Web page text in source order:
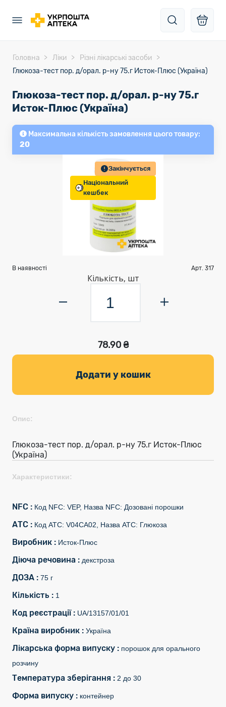
Головна Ліки
Різні лікарські засоби
Глюкоза-тест пор. д/орал. р-ну 75.г Исток-Плюс (Україна)
Глюкоза-тест пор. д/орал. р-ну 75.г
Исток-Плюс (Україна)
Максимальна кількість замовлення цього товару:
20
Закінчується
Національний
кешбек
В наявності Арт. 317
Кількість, шт
78.90 ₴
Додати у кошик
Опис:
Глюкоза-тест пор. д/орал. р-ну 75.г Исток-Плюс
(Україна)
Характеристики:
NFC : Код NFC: VEP, Назва NFC: Дозовані порошки
АТС : Код АТС: V04CA02, Назва АТС: Глюкоза
Виробник : Исток-Плюс
Діюча речовина : декстроза
ДОЗА : 75 г
Кількість : 1
Код реєстрації : UA/13157/01/01
Країна виробник : Україна
Лікарська форма випуску : порошок для орального
розчину
Температура зберігання : 2 до 30
Форма випуску : контейнер